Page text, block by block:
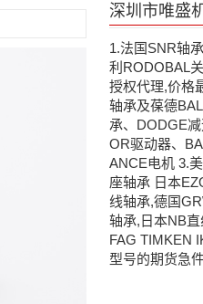
深圳市唯盛
1.法国SNR轴
利RODOBAL
授权代理,价格
轴承及葆德
承、DODGE
OR驱动器、
ANCE电机 3.
座轴承 日本
线轴承,德国
轴承,日本NB
FAG TIMKEN
型号的期货急